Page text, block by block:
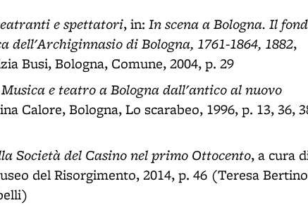
e spettatori, in: In scena a Bologna. Il
dell'Archiginnasio di Bologna, 1761-1864, 1882,
Busi, Bologna, Comune, 2004, p. 29
e teatro a Bologna dall'antico al nuovo
Calore, Bologna, Lo scarabeo, 1996, p. 13, 36,
Società del Casino nel primo Ottocento, a cura
del Risorgimento, 2014, p. 46 (Teresa